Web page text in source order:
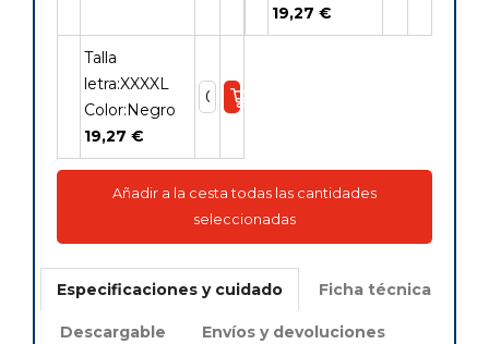
19,27 €
Talla
letra:XXXXL
Color:Negro
19,27 €
Añadir a la cesta todas las cantidades
seleccionadas
Especificaciones y cuidado Ficha técnica
Descargable Envíos y devoluciones